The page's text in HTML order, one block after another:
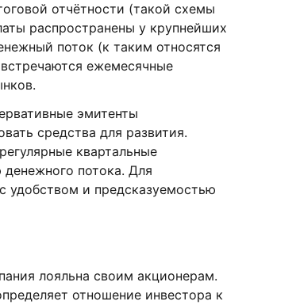
отчётности (такой схемы
распространены у крупнейших
поток (к таким относятся
ежемесячные
эмитенты
средства для развития.
квартальные
денежного потока. Для
удобством и предсказуемостью
лояльна своим акционерам.
отношение инвестора к